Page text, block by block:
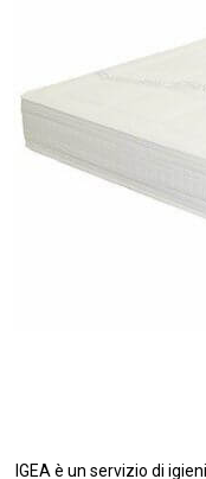
IGEA è un servizio di